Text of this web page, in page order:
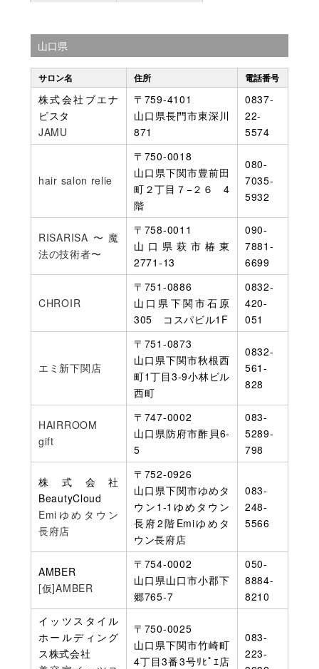
山口県
サロン名 住所 電話番号
株式会社ブエナ
ビスタ
JAMU
〒759-4101
山口県長門市東深川
871
0837-
22-
5574
hair salon relie
〒750-0018
山口県下関市豊前田
町２丁目７−２６ 4
階
080-
7035-
5932
RISARISA〜魔
法の技術者〜
〒758-0011
山口県萩市椿東
2771-13
090-
7881-
6699
CHROIR
〒751-0886
山口県下関市石原
305 コスパビル1F
0832-
420-
051
エミ新下関店
〒751-0873
山口県下関市秋根西
町1丁目3‐9小林ビル
西町
0832-
561-
828
HAIRROOM
gift
〒747-0002
山口県防府市酢貝6-
5
083-
5289-
798
株式会社
BeautyCloud
Emiゆめタウン
長府店
〒752-0926
山口県下関市ゆめタ
ウン1-1ゆめタウン
長府2階Emiゆめタ
ウン長府店
083-
248-
5566
AMBER
[仮]AMBER
〒754-0002
山口県山口市小郡下
郷765-7
050-
8884-
8210
イッツスタイル
ホールディング
ス株式会社
〒750-0025
山口県下関市竹崎町
4丁目3番3号ﾘﾋﾟｴ店
083-
223-